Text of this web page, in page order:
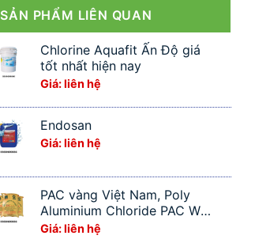
SẢN PHẨM LIÊN QUAN
Chlorine Aquafit Ấn Độ giá
tốt nhất hiện nay
Giá: liên hệ
Endosan
Giá: liên hệ
PAC vàng Việt Nam, Poly
Aluminium Chloride PAC W
Việt Trì
Giá: liên hệ